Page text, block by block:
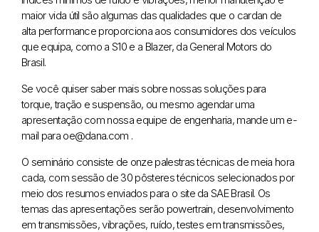
maior vida útil são algumas das qualidades que o cardan de
alta performance proporciona aos consumidores dos veículos
que equipa, como a S10 e a Blazer, da General Motors do
Brasil.
Se você quiser saber mais sobre nossas soluções para
torque, tração e suspensão, ou mesmo agendar uma
apresentação com nossa equipe de engenharia, mande um e-
mail para oe@dana.com .
O seminário consiste de onze palestras técnicas de meia hora
cada, com sessão de 30 pôsteres técnicos selecionados por
meio dos resumos enviados para o site da SAE Brasil. Os
temas das apresentações serão powertrain, desenvolvimento
em transmissões, vibrações, ruído, testes em transmissões,